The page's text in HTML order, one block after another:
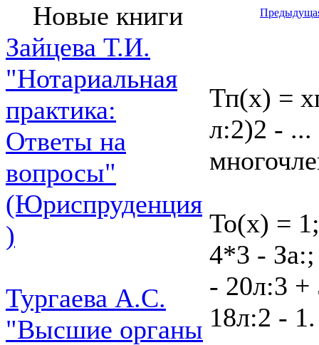
Новые книги
Зайцева Т.И.
"Нотариальная
практика:
Ответы на
вопросы"
(Юриспруденция
)
Тургаева А.С.
"Высшие органы
Тп(х) =
л:2)2 - ...
То(х) =
4*3 -
- 20л:3
18л:2 - 1.